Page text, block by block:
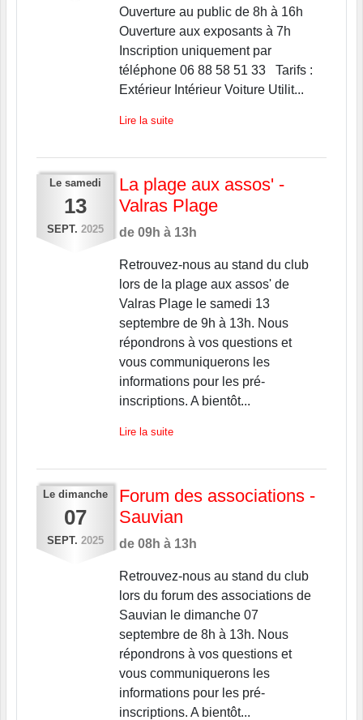
Ouverture au public de 8h à 16h
Ouverture aux exposants à 7h
Inscription uniquement par
téléphone 06 88 58 51 33 Tarifs :
Extérieur Intérieur Voiture Utilit...
Lire la suite
Le samedi
13
SEPT. 2025
La plage aux assos' -
Valras Plage
de 09h à 13h
Retrouvez-nous au stand du club
lors de la plage aux assos' de
Valras Plage le samedi 13
septembre de 9h à 13h. Nous
répondrons à vos questions et
vous communiquerons les
informations pour les pré-
inscriptions. A bientôt...
Lire la suite
Le dimanche
07
SEPT. 2025
Forum des associations -
Sauvian
de 08h à 13h
Retrouvez-nous au stand du club
lors du forum des associations de
Sauvian le dimanche 07
septembre de 8h à 13h. Nous
répondrons à vos questions et
vous communiquerons les
informations pour les pré-
inscriptions. A bientôt...